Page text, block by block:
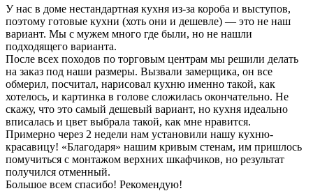
У нас в доме нестандартная кухня из-за короба и выступов,
поэтому готовые кухни (хоть они и дешевле) — это не наш
вариант. Мы с мужем много где были, но не нашли
подходящего варианта.
После всех походов по торговым центрам мы решили делать
на заказ под наши размеры. Вызвали замерщика, он все
обмерил, посчитал, нарисовал кухню именно такой, как
хотелось, и картинка в голове сложилась окончательно. Не
скажу, что это самый дешевый вариант, но кухня идеально
вписалась и цвет выбрала такой, как мне нравится.
Примерно через 2 недели нам установили нашу кухню-
красавицу! «Благодаря» нашим кривым стенам, им пришлось
помучиться с монтажом верхних шкафчиков, но результат
получился отменный.
Большое всем спасибо! Рекомендую!